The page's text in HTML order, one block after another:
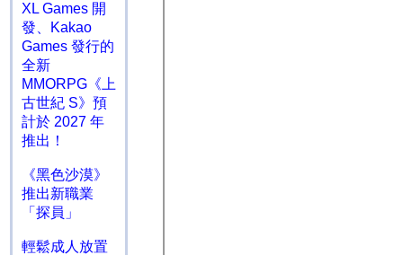
XL Games 開
發、Kakao
Games 發行的
全新
MMORPG《上
古世紀 S》預
計於 2027 年
推出！
《黑色沙漠》
推出新職業
「探員」
輕鬆成人放置